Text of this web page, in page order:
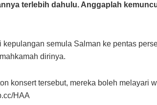
terlebih dahulu. Anggaplah
semula Salman ke pentas
dirinya.
konsert tersebut, mereka boleh melayari
HAA